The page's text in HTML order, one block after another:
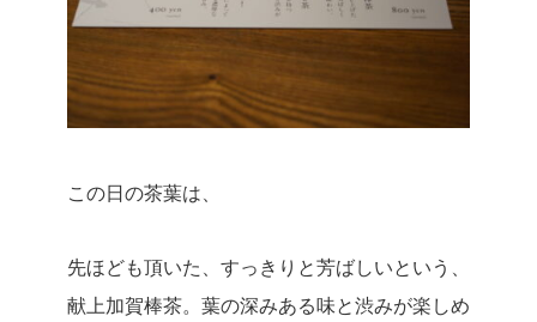
この日の茶葉は、
先ほども頂いた、すっきりと芳ばしいという、
献上加賀棒茶。 葉の深みある味と渋みが楽しめ